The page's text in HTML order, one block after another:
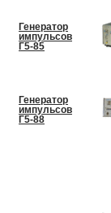
Генератор
импульсов
Г5-85
Генератор
импульсов
Г5-88